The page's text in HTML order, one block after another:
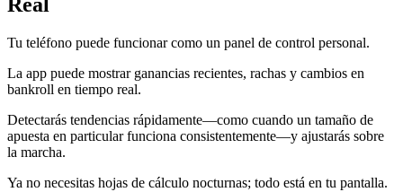
Tu teléfono puede funcionar como un panel de control personal.
La app puede mostrar ganancias recientes, rachas y cambios en
bankroll en tiempo real.
Detectarás tendencias rápidamente—como cuando un tamaño de
apuesta en particular funciona consistentemente—y ajustarás sobre
la marcha.
Ya no necesitas hojas de cálculo nocturnas; todo está en tu pantalla.